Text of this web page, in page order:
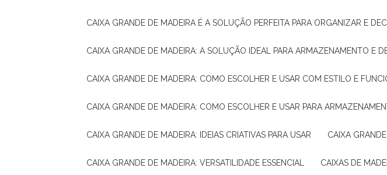
CAIXA GRANDE DE MADEIRA É A SOLUÇÃO PERFEITA PARA ORGANIZAR E
CAIXA GRANDE DE MADEIRA: A SOLUÇÃO IDEAL PARA ARMAZENAMENTO E
CAIXA GRANDE DE MADEIRA: COMO ESCOLHER E USAR COM ESTILO E
CAIXA GRANDE DE MADEIRA: COMO ESCOLHER E USAR PARA
CAIXA GRANDE DE MADEIRA: IDEIAS CRIATIVAS PARA USAR CAIXA
CAIXA GRANDE DE MADEIRA: VERSATILIDADE ESSENCIAL CAIXAS DE